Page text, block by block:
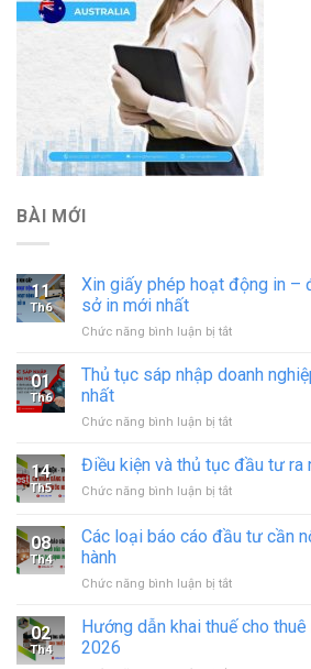
BÀI MỚI
11
Th6
Xin giấy phép hoạt động in –
sở in mới nhất
Chức năng bình luận bị tắtở
giấy
động
–
ký
động
in
nhất
01
Th6
Thủ tục sáp nhập doanh
nhất
Chức năng bình luận bị tắtở
tục
nhập
nghiệp
định
nhất
14
Th5
Điều kiện và thủ tục đầu tư ra
Chức năng bình luận bị tắtở
kiện
và
tục
tư
08
Th4
Các loại báo cáo đầu tư cần
hành
Chức năng bình luận bị tắtở
loại
báo
02
Th4
Hướng dẫn khai thuế cho
2026